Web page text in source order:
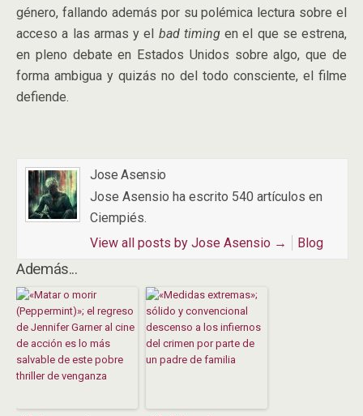
género, fallando además por su polémica lectura sobre el
acceso a las armas y el bad timing en el que se estrena,
en pleno debate en Estados Unidos sobre algo, que de
forma ambigua y quizás no del todo consciente, el filme
defiende.
Jose Asensio
Jose Asensio ha escrito 540 artículos en
Ciempiés.
View all posts by Jose Asensio → Blog
Además...